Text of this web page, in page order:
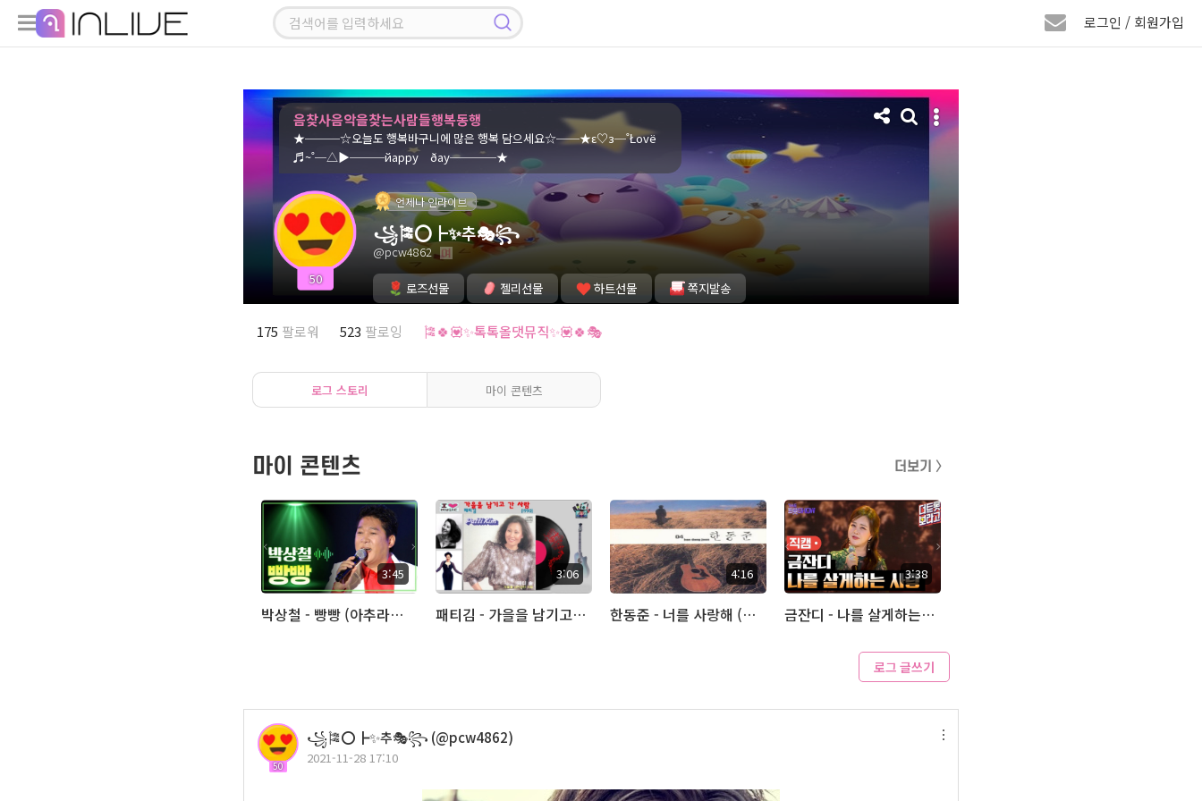
로그인 / 회원가입
음찾사음악을찾는사람들행복동행
★───☆오늘도 행복바구니에 많은 행복 담으세요☆──★ε♡з─˚Łοvё
♬~˚─△▶───йaрру ðaу────★
50
언제나 인라이브
꧁🎏⭕┣✨추🎭꧂
@pcw4862
로즈선물 젤리선물 하트선물 쪽지발송
175 팔로워 523 팔로잉 🎏🍀💟✨톡톡올댓뮤직✨💟🍀🎭
로그 스토리 마이 콘텐츠
마이 콘텐츠 더보기 〉
3:45
박상철 - 빵빵 (아추라이브)
3:06
패티김 - 가을을 남기고 간 사랑 (아추라이브)
4:16
한동준 - 너를 사랑해 (아추라이브)
3:38
금잔디 - 나를 살게하는 사랑 (아추라이브)
로그 글쓰기
50
꧁🎏⭕┣✨추🎭꧂ (@pcw4862)
2021-11-28 17:10